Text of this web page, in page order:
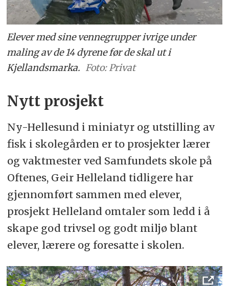
Elever med sine vennegrupper ivrige under
maling av de 14 dyrene før de skal ut i
Kjellandsmarka. Foto: Privat
Nytt prosjekt
Ny-Hellesund i miniatyr og utstilling av
fisk i skolegården er to prosjekter lærer
og vaktmester ved Samfundets skole på
Oftenes, Geir Helleland tidligere har
gjennomført sammen med elever,
prosjekt Helleland omtaler som ledd i å
skape god trivsel og godt miljø blant
elever, lærere og foresatte i skolen.